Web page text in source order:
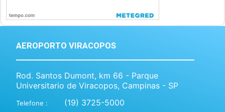
AEROPORTO VIRACOPOS
Rod. Santos Dumont, km 66 - Parque
Universitario de Viracopos, Campinas - SP
Telefone : (19) 3725-5000